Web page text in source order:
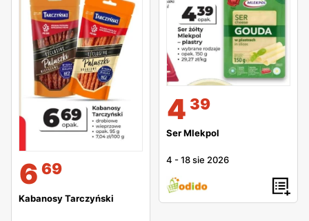
6 69
Kabanosy Tarczyński
4 39
Ser Mlekpol
4 -18 sie 2026